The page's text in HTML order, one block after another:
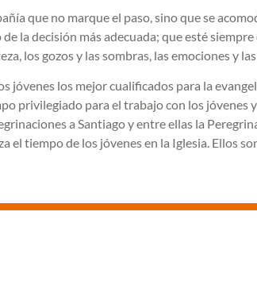
que no marque el paso, sino que se
la decisión más adecuada; que esté siempre
los gozos y las sombras, las emociones y
jóvenes los mejor cualificados para la
privilegiado para el trabajo con los jóvenes
a Santiago y entre ellas la
el tiempo de los jóvenes en la Iglesia. Ellos